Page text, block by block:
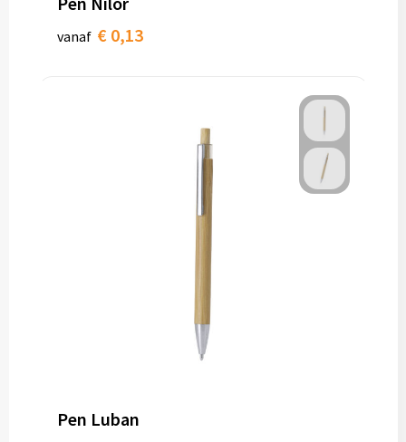
vanaf € 0,13
Pen Luban